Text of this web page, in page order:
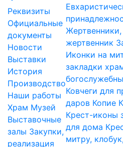
Реквизиты
Официальные
документы
Новости
Выставки
История
Производство
Наши работы
Храм Музей
Выставочные
залы Закупки,
реализация
жертвенник
Иконки на
закладки
Ковчеги для
даров Копие
Крест-иконы
для дома
митру,